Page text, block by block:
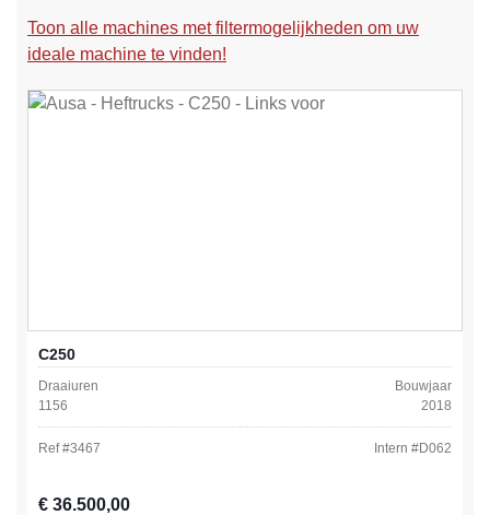
Toon alle machines met filtermogelijkheden om uw
ideale machine te vinden!
C250
Draaiuren
1156
Bouwjaar
2018
Ref #3467 Intern #D062
Normale prijs:
€ 36.500,00